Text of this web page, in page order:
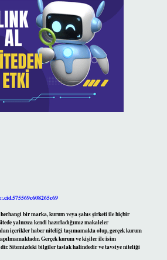
bir marka, kurum veya şahıs şirketi ile hiçbir
yalnızca kendi hazırladığımız makaleler
içerikler haber niteliği taşımamakta olup, gerçek kurum
Gerçek kurum ve kişiler ile isim
Sitemizdeki bilgiler taslak halindedir ve tavsiye niteliği